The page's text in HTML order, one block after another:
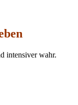
intensiver wahr.